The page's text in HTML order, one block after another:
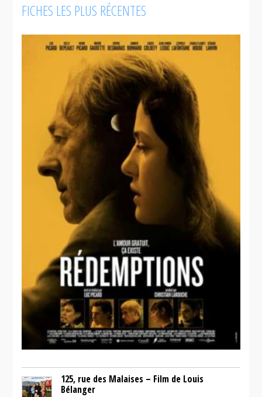
Ressources
Une colonie
FICHES LES PLUS RÉCENTES
125, rue des Malaises – Film de Louis
Bélanger